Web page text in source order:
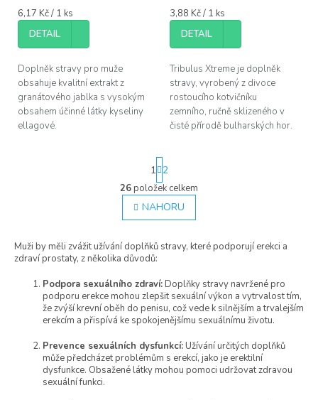
Měrná
cena:
6,17 Kč / 1 ks
DETAIL
Doplněk stravy pro muže
obsahuje kvalitní extrakt z
granátového jablka s vysokým
obsahem účinné látky kyseliny
ellagové.
Měrná
cena:
3,88 Kč / 1 ks
DETAIL
Tribulus Xtreme je doplněk
stravy, vyrobený z divoce
rostoucího kotvičníku
zemního, ručně sklizeného v
čisté přírodě bulharských hor.
O
v
l
d
í
p
r
v
k
y
v
t
r
á
n
k
v
í
1 2
26 položek celkem
NAHORU
Muži by měli zvážit užívání doplňků stravy, které podporují erekci a
zdraví prostaty, z několika důvodů:
Podpora sexuálního zdraví: Doplňky stravy navržené pro
podporu erekce mohou zlepšit sexuální výkon a vytrvalost tím,
že zvýší krevní oběh do penisu, což vede k silnějším a trvalejším
erekcím a přispívá ke spokojenějšímu sexuálnímu životu.
Prevence sexuálních dysfunkcí: Užívání určitých doplňků
může předcházet problémům s erekcí, jako je erektilní
dysfunkce. Obsažené látky mohou pomoci udržovat zdravou
sexuální funkci.